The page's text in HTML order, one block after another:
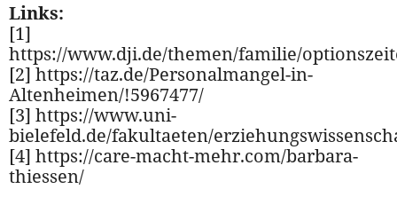
Links:
[1]
https://www.dji.de/themen/familie/
[2] https://taz.de/Personalmangel-in-
Altenheimen/!5967477/
[3] https://www.uni-
bielefeld.de/fakultaeten/
[4] https://care-macht-mehr.com/barbara-
thiessen/